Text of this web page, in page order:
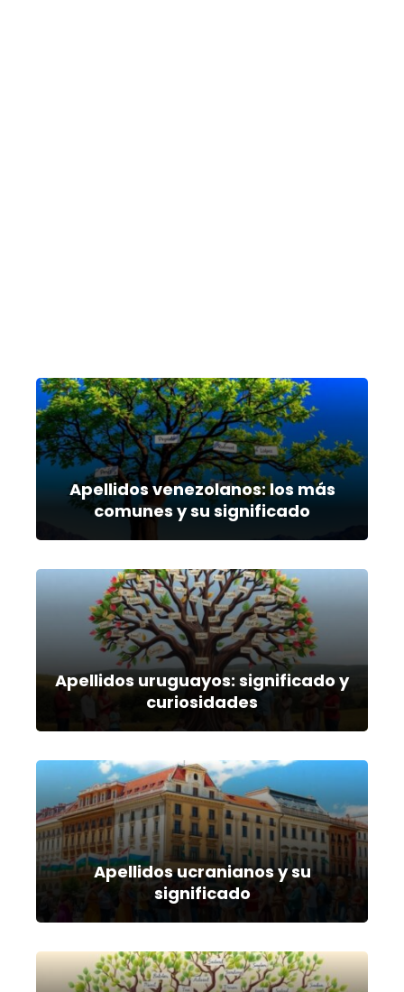
Apellidos venezolanos: los más
comunes y su significado
Apellidos uruguayos: significado y
curiosidades
Apellidos ucranianos y su
significado